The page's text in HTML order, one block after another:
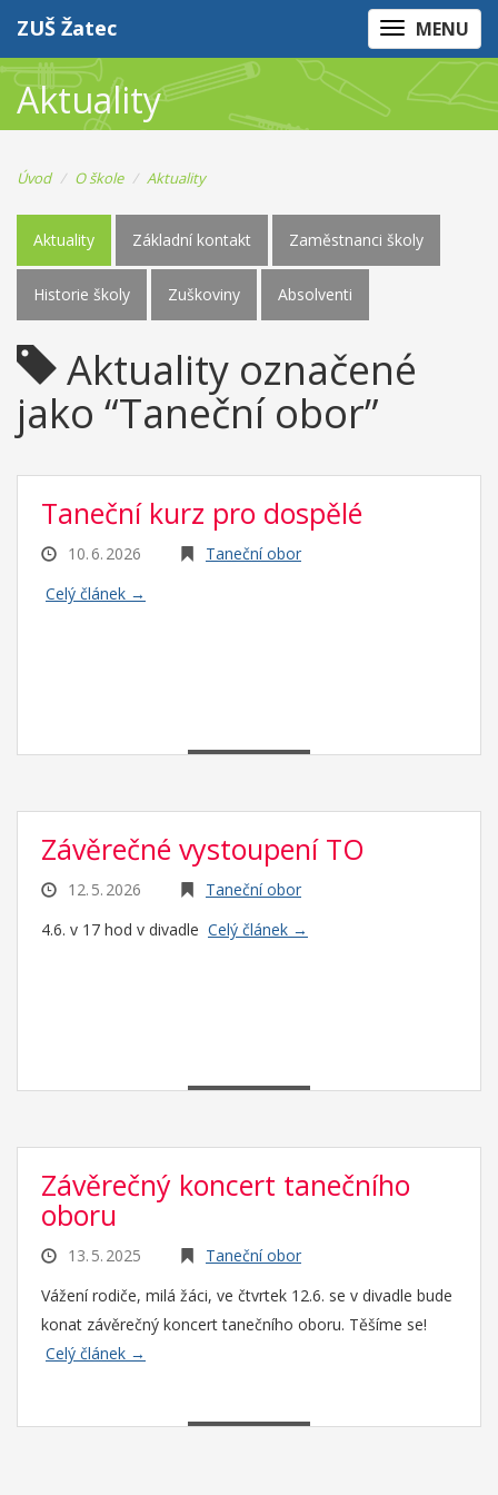
MENU
ZUŠ Žatec
Aktuality
Úvod O škole Aktuality
Aktuality Základní kontakt Zaměstnanci školy
Historie školy Zuškoviny Absolventi
Aktuality označené
jako “Taneční obor”
Taneční kurz pro dospělé
10. 6. 2026
Taneční obor
Celý článek →
Závěrečné vystoupení TO
12. 5. 2026
Taneční obor
4.6. v 17 hod v divadle Celý článek →
Závěrečný koncert tanečního
oboru
13. 5. 2025
Taneční obor
Vážení rodiče, milá žáci, ve čtvrtek 12.6. se v divadle bude
konat závěrečný koncert tanečního oboru. Těšíme se!
Celý článek →